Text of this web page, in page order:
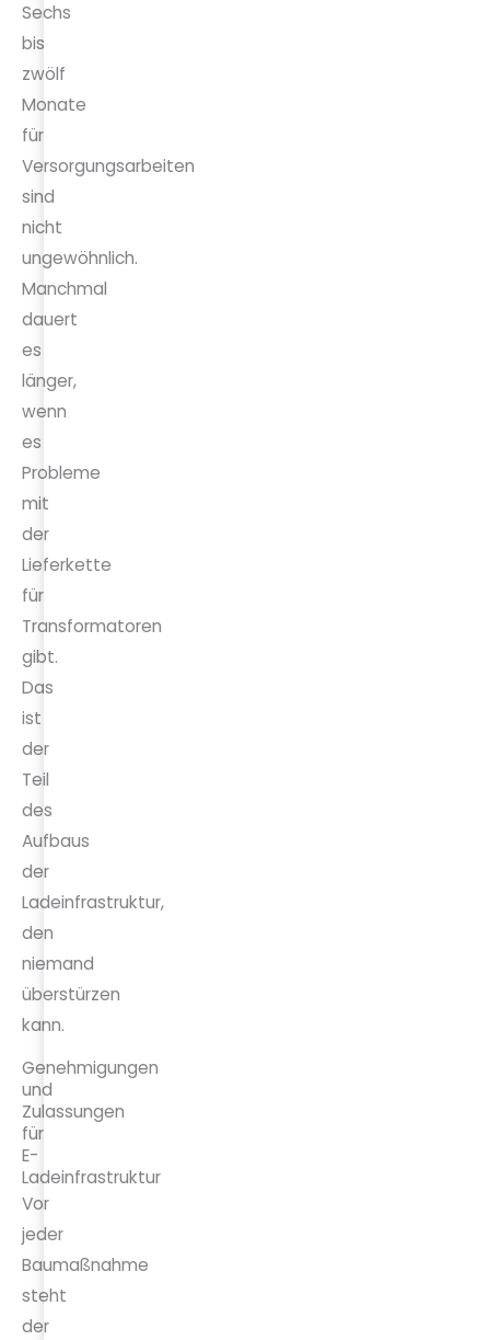
Sechs
bis
zwölf
Monate
für
Versorgungsarbeiten
sind
nicht
ungewöhnlich.
Manchmal
dauert
es
länger,
wenn
es
Probleme
mit
der
Lieferkette
für
Transformatoren
gibt.
Das
ist
der
Teil
des
Aufbaus
der
Ladeinfrastruktur,
den
niemand
überstürzen
kann.
Genehmigungen
und
Zulassungen
für
E-
Ladeinfrastruktur
Vor
jeder
Baumaßnahme
steht
der